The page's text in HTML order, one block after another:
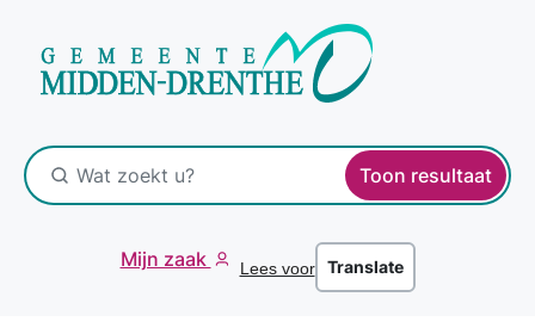
Toon resultaat
Mijn zaak Lees voor Translate